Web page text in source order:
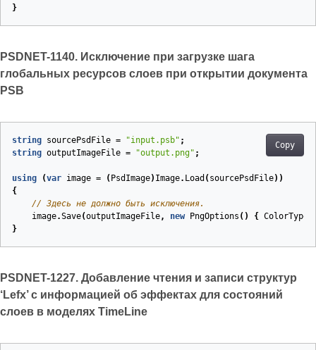
}
PSDNET-1140. Исключение при загрузке шага
глобальных ресурсов слоев при открытии документа
PSB
Copy
string sourcePsdFile = "input.psb" ;
string outputImageFile = "output.png" ;
using (var image = ( PsdImage) Image. Load ( sourcePsdFile))
{
// Здесь не должно быть исключения.
image.Save(outputImageFile, new PngOptions () { ColorType
}
PSDNET-1227. Добавление чтения и записи структур
‘Lefx’ с информацией об эффектах для состояний
слоев в моделях TimeLine